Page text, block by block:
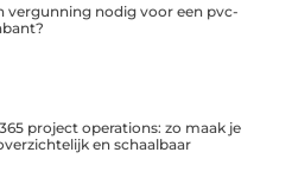
vergunning nodig voor een pvc-
project operations: zo maak je
en schaalbaar